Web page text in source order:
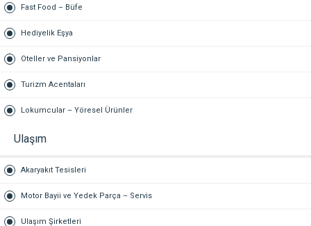
Fast Food – Büfe
Hediyelik Eşya
Oteller ve Pansiyonlar
Turizm Acentaları
Lokumcular – Yöresel Ürünler
Ulaşım
Akaryakıt Tesisleri
Motor Bayii ve Yedek Parça – Servis
Ulaşım Şirketleri